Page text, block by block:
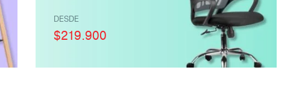
DESDE
$219.900